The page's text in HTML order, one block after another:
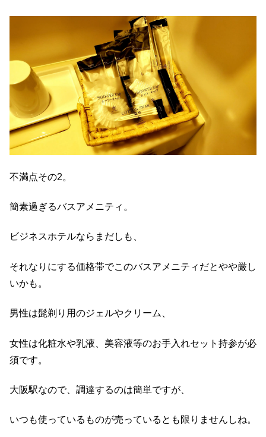
不満点その2。
簡素過ぎるバスアメニティ。
ビジネスホテルならまだしも、
それなりにする価格帯でこのバスアメニティだとやや厳し
いかも。
男性は髭剃り用のジェルやクリーム、
女性は化粧水や乳液、美容液等のお手入れセット持参が必
須です。
大阪駅なので、調達するのは簡単ですが、
いつも使っているものが売っているとも限りませんしね。